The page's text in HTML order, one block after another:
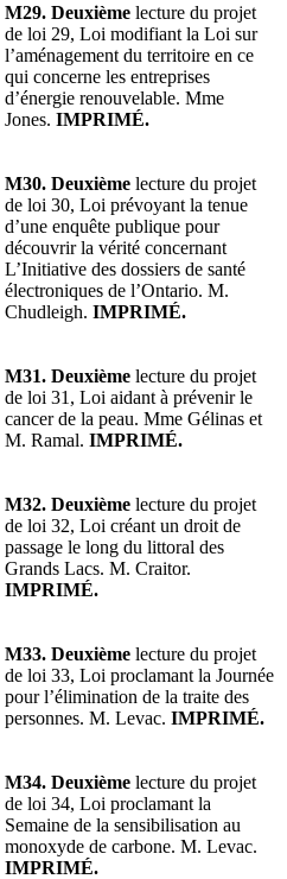
M29. Deuxième lecture du projet
de loi 29, Loi modifiant la Loi sur
l’aménagement du territoire en ce
qui concerne les entreprises
d’énergie renouvelable. Mme
Jones. IMPRIMÉ.
M30. Deuxième lecture du projet
de loi 30, Loi prévoyant la tenue
d’une enquête publique pour
découvrir la vérité concernant
L’Initiative des dossiers de santé
électroniques de l’Ontario. M.
Chudleigh. IMPRIMÉ.
M31. Deuxième lecture du projet
de loi 31, Loi aidant à prévenir le
cancer de la peau. Mme Gélinas et
M. Ramal. IMPRIMÉ.
M32. Deuxième lecture du projet
de loi 32, Loi créant un droit de
passage le long du littoral des
Grands Lacs. M. Craitor.
IMPRIMÉ.
M33. Deuxième lecture du projet
de loi 33, Loi proclamant la Journée
pour l’élimination de la traite des
personnes. M. Levac. IMPRIMÉ.
M34. Deuxième lecture du projet
de loi 34, Loi proclamant la
Semaine de la sensibilisation au
monoxyde de carbone. M. Levac.
IMPRIMÉ.